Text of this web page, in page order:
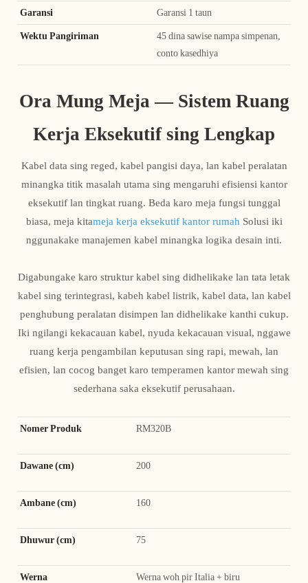
Garansi Garansi 1 taun
Wektu Pangiriman
45 dina sawise nampa simpenan,
conto kasedhiya
Ora Mung Meja — Sistem Ruang
Kerja Eksekutif sing Lengkap
Kabel data sing reged, kabel pangisi daya, lan kabel peralatan
minangka titik masalah utama sing mengaruhi efisiensi kantor
eksekutif lan tingkat ruang. Beda karo meja fungsi tunggal
biasa, meja kitameja kerja eksekutif kantor rumah Solusi iki
nggunakake manajemen kabel minangka logika desain inti.
Digabungake karo struktur kabel sing didhelikake lan tata letak
kabel sing terintegrasi, kabeh kabel listrik, kabel data, lan kabel
penghubung peralatan disimpen lan didhelikake kanthi cukup.
Iki ngilangi kekacauan kabel, nyuda kekacauan visual, nggawe
ruang kerja pengambilan keputusan sing rapi, mewah, lan
efisien, lan cocog banget karo temperamen kantor mewah sing
sederhana saka eksekutif perusahaan.
Nomer Produk RM320B
Dawane (cm) 200
Ambane (cm) 160
Dhuwur (cm) 75
Werna Werna woh pir Italia + biru